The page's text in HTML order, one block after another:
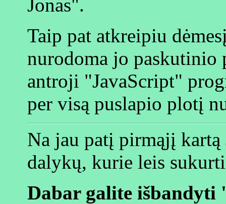
Jonas".
Taip pat atkreipiu
nurodoma jo paskutinio
antroji "JavaScript"
per visą puslapio plotį
Na jau patį pirmąjį kartą
dalykų, kurie leis
Dabar galite išbandyti